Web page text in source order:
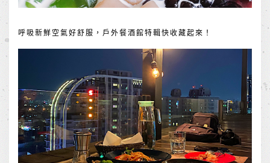
呼吸新鮮空氣好舒服，戶外餐酒館特輯快收藏起來！